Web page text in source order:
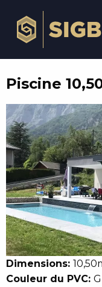
contenu
Piscine
Photo
Dimensions:
Couleur du PVC: